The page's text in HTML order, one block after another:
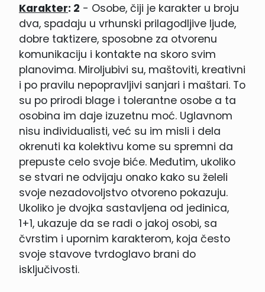
Karakter: 2 - Osobe, čiji je karakter u broju
dva, spadaju u vrhunski prilagodljive ljude,
dobre taktizere, sposobne za otvorenu
komunikaciju i kontakte na skoro svim
planovima. Miroljubivi su, maštoviti, kreativni
i po pravilu nepopravljivi sanjari i maštari. To
su po prirodi blage i tolerantne osobe a ta
osobina im daje izuzetnu moć. Uglavnom
nisu individualisti, već su im misli i dela
okrenuti ka kolektivu kome su spremni da
prepuste celo svoje biće. Međutim, ukoliko
se stvari ne odvijaju onako kako su želeli
svoje nezadovoljstvo otvoreno pokazuju.
Ukoliko je dvojka sastavljena od jedinica,
1+1, ukazuje da se radi o jakoj osobi, sa
čvrstim i upornim karakterom, koja često
svoje stavove tvrdoglavo brani do
isključivosti.